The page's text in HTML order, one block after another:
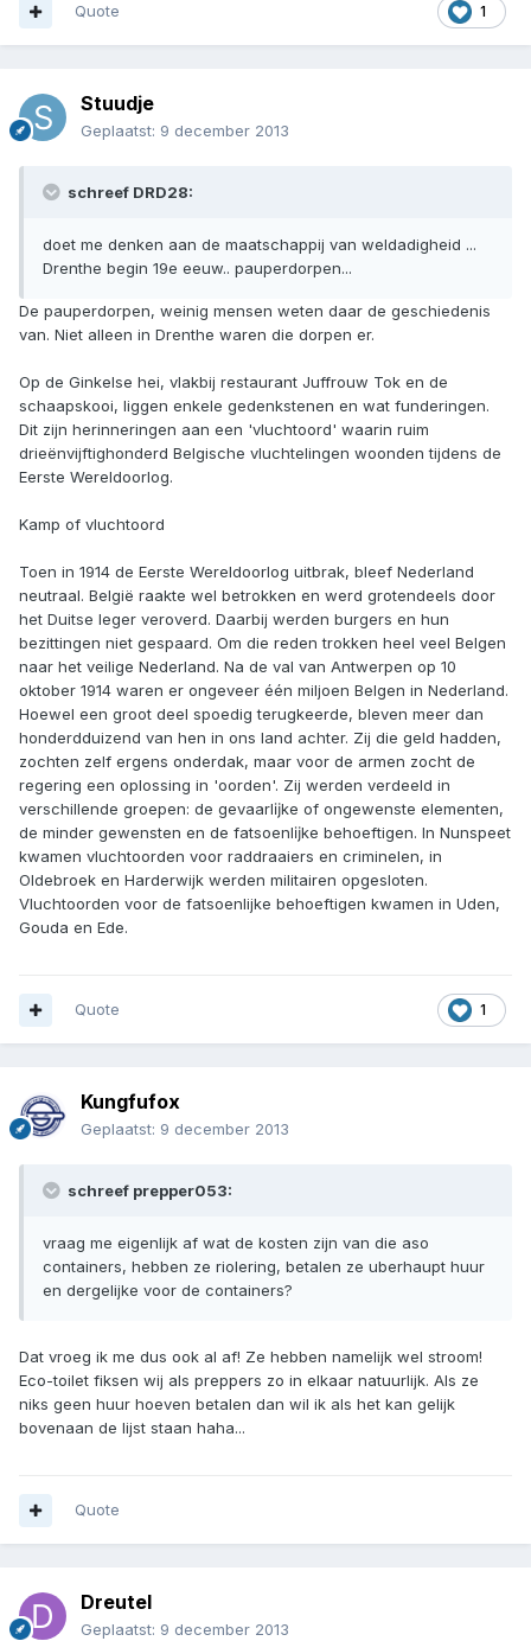
1
Quote
Stuudje
Geplaatst: 9 december 2013
schreef DRD28:
doet me denken aan de maatschappij van weldadigheid ...
Drenthe begin 19e eeuw.. pauperdorpen...
De pauperdorpen, weinig mensen weten daar de geschiedenis
van. Niet alleen in Drenthe waren die dorpen er.
Op de Ginkelse hei, vlakbij restaurant Juffrouw Tok en de
schaapskooi, liggen enkele gedenkstenen en wat funderingen.
Dit zijn herinneringen aan een 'vluchtoord' waarin ruim
drieënvijftighonderd Belgische vluchtelingen woonden tijdens de
Eerste Wereldoorlog.
Kamp of vluchtoord
Toen in 1914 de Eerste Wereldoorlog uitbrak, bleef Nederland
neutraal. België raakte wel betrokken en werd grotendeels door
het Duitse leger veroverd. Daarbij werden burgers en hun
bezittingen niet gespaard. Om die reden trokken heel veel Belgen
naar het veilige Nederland. Na de val van Antwerpen op 10
oktober 1914 waren er ongeveer één miljoen Belgen in Nederland.
Hoewel een groot deel spoedig terugkeerde, bleven meer dan
honderdduizend van hen in ons land achter. Zij die geld hadden,
zochten zelf ergens onderdak, maar voor de armen zocht de
regering een oplossing in 'oorden'. Zij werden verdeeld in
verschillende groepen: de gevaarlĳke of ongewenste elementen,
de minder gewensten en de fatsoenlĳke behoeftigen. In Nunspeet
kwamen vluchtoorden voor raddraaiers en criminelen, in
Oldebroek en Harderwijk werden militairen opgesloten.
Vluchtoorden voor de fatsoenlijke behoeftigen kwamen in Uden,
Gouda en Ede.
1
Quote
Kungfufox
Geplaatst: 9 december 2013
schreef prepper053:
vraag me eigenlijk af wat de kosten zijn van die aso
containers, hebben ze riolering, betalen ze uberhaupt huur
en dergelijke voor de containers?
Dat vroeg ik me dus ook al af! Ze hebben namelijk wel stroom!
Eco-toilet fiksen wij als preppers zo in elkaar natuurlijk. Als ze
niks geen huur hoeven betalen dan wil ik als het kan gelijk
bovenaan de lijst staan haha...
Quote
Dreutel
Geplaatst: 9 december 2013